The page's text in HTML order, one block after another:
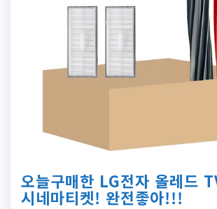
오늘구매한 LG전자 올레드
시네마티켓! 완전좋아!!!